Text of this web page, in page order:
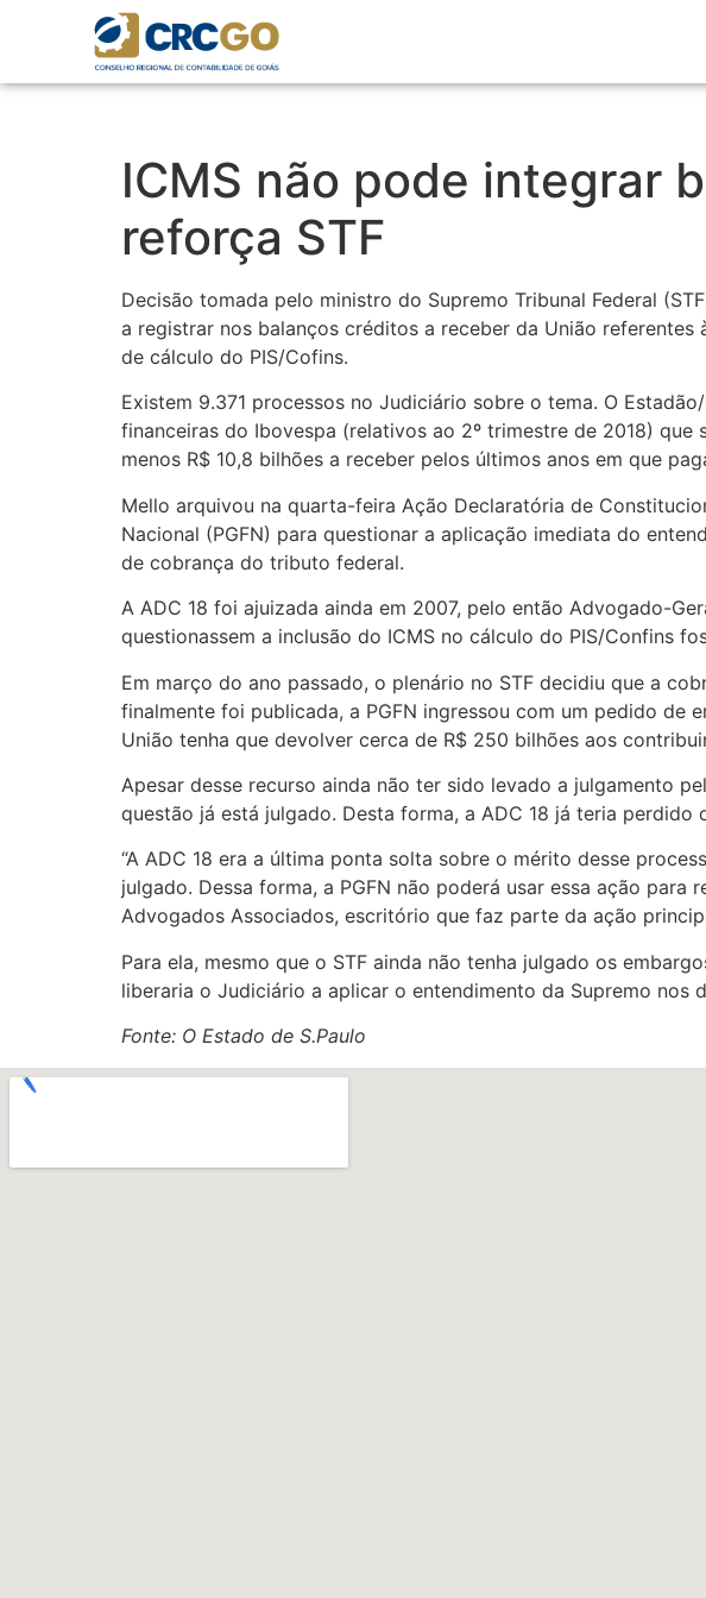
ICMS não pode integrar
reforça STF
Decisão tomada pelo ministro do Supremo Tribunal Federal
a registrar nos balanços créditos a receber da União
de cálculo do PIS/Cofins.
Existem 9.371 processos no Judiciário sobre o tema. O
financeiras do Ibovespa (relativos ao 2º trimestre de 2018)
menos R$ 10,8 bilhões a receber pelos últimos anos em que
Mello arquivou na quarta-feira Ação Declaratória de
Nacional (PGFN) para questionar a aplicação imediata do
de cobrança do tributo federal.
A ADC 18 foi ajuizada ainda em 2007, pelo então Advogado-
questionassem a inclusão do ICMS no cálculo do PIS/Confins
Em março do ano passado, o plenário no STF decidiu que a
finalmente foi publicada, a PGFN ingressou com um pedido
União tenha que devolver cerca de R$ 250 bilhões aos
Apesar desse recurso ainda não ter sido levado a julgamento
questão já está julgado. Desta forma, a ADC 18 já teria perdido
“A ADC 18 era a última ponta solta sobre o mérito desse
julgado. Dessa forma, a PGFN não poderá usar essa ação
Advogados Associados, escritório que faz parte da ação
Para ela, mesmo que o STF ainda não tenha julgado os
liberaria o Judiciário a aplicar o entendimento da Supremo nos
Fonte: O Estado de S.Paulo